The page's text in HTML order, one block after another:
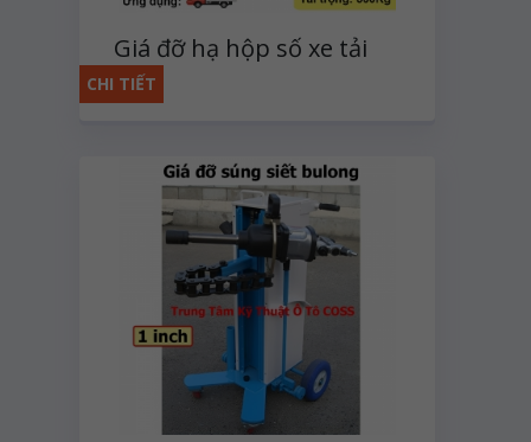
Giá đỡ hạ hộp số xe tải
kiểu nằm 500Kg
CHI TIẾT